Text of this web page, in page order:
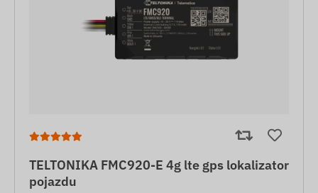
TELTONIKA FMC920-E 4g lte gps lokalizator
pojazdu